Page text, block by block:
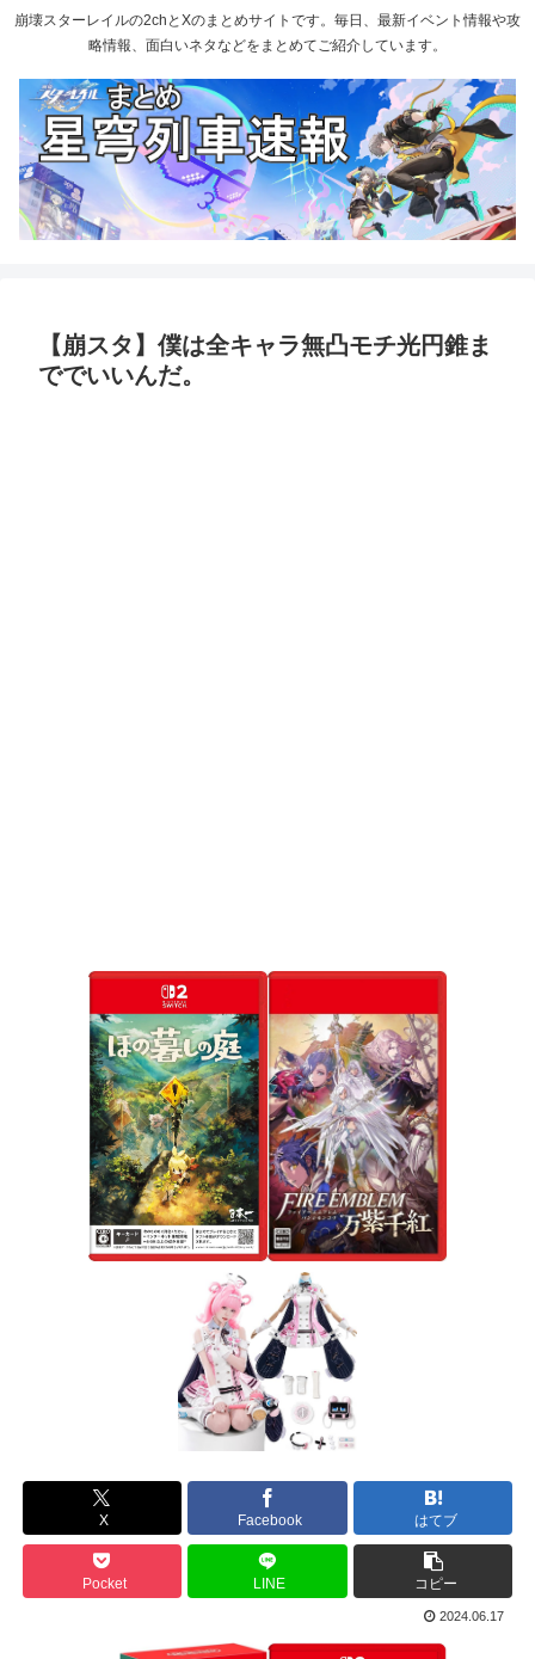
崩壊スターレイルの2chとXのまとめサイトです。毎日、最新イベント情報や攻
略情報、面白いネタなどをまとめてご紹介しています。
【崩スタ】僕は全キャラ無凸モチ光円錐ま
ででいいんだ。
X Facebook はてブ
Pocket LINE コピー
2024.06.17